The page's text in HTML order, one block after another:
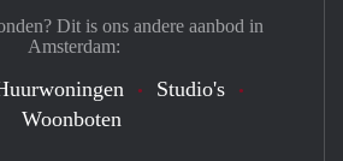
Dit is ons andere aanbod in
Amsterdam:
Studio's
Woonboten